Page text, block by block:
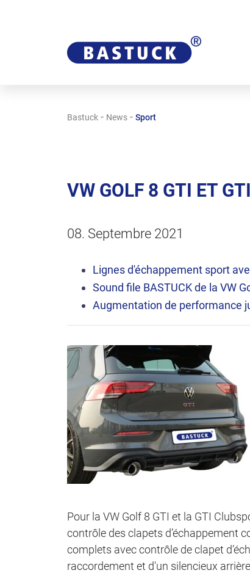
Bastuck - News - Sport
VW GOLF 8 GTI ET
08. Septembre 2021
Lignes d'échappement sport
Sound file BASTUCK de la VW
Augmentation de performance
Pour la VW Golf 8 GTI et la GTI
contrôle des clapets d’échappement
complets avec contrôle de clapet
raccordement et d'un silencieux